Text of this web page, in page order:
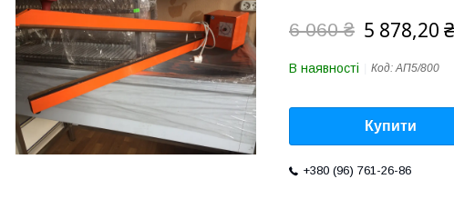
6 060 ₴ 5 878,20 ₴
В наявності Код:АП5/800
Купити
+380 (96) 761-26-86